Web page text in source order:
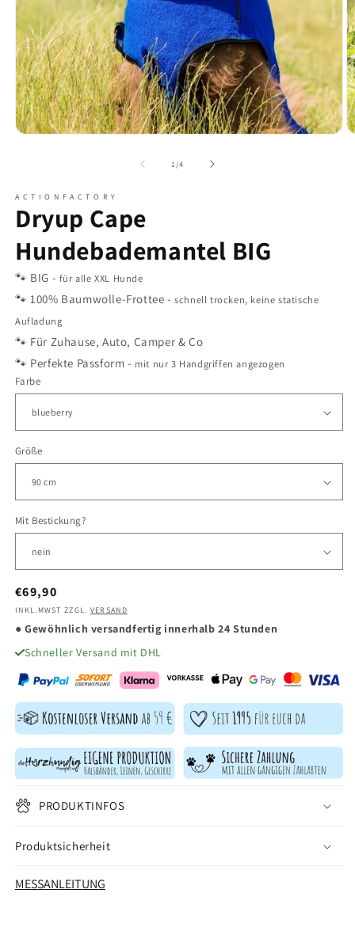
1/von
4
A C T I O N F A C T O R Y
Dryup Cape
Hundebademantel BIG
🐾 BIG - für alle XXL Hunde
🐾 100% Baumwolle-Frottee -schnell trocken, keine statische
Aufladung
🐾 Für Zuhause, Auto, Camper & Co
🐾 Perfekte Passform - mit nur 3 Handgriffen angezogen
Farbe
Größe
Mit Bestickung?
Normaler
Preis
€69,90
INKL.MWST ZZGL. VERSAND
● Gewöhnlich versandfertig innerhalb 24 Stunden
Schneller Versand mit DHL
PRODUKTINFOS
Produktsicherheit
MESSANLEITUNG